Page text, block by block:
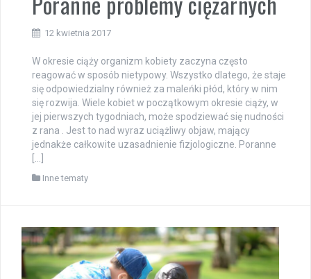
12 kwietnia 2017
W okresie ciąży organizm kobiety zaczyna często
reagować w sposób nietypowy. Wszystko dlatego, że staje
się odpowiedzialny również za maleńki płód, który w nim
się rozwija. Wiele kobiet w początkowym okresie ciąży, w
jej pierwszych tygodniach, może spodziewać się nudności
z rana . Jest to nad wyraz uciążliwy objaw, mający
jednakże całkowite uzasadnienie fizjologiczne. Poranne
Inne tematy